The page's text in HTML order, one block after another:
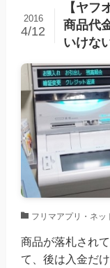
【ヤフ
商品代
いけな
2016
4/12
フリマアプリ・ネ
商品が落札され
て、後は入金だ